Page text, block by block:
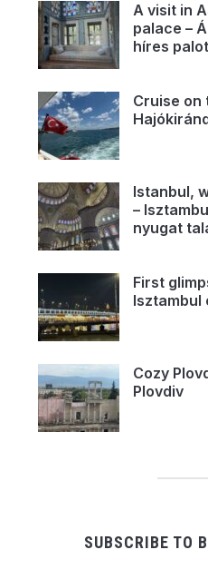
A visit in
palace –
híres
Cruise on
Istanbul,
–
nyugat
First
Isztambul
Cozy
Plovdiv
SUBSCRIBE TO